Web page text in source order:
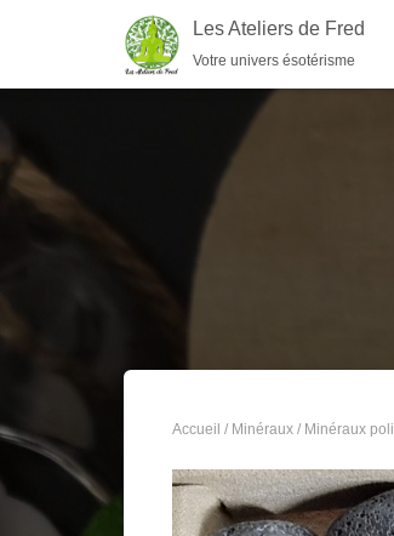
Les Ateliers de Fred
Votre univers ésotérisme
Accueil / Minéraux / Minéraux poli